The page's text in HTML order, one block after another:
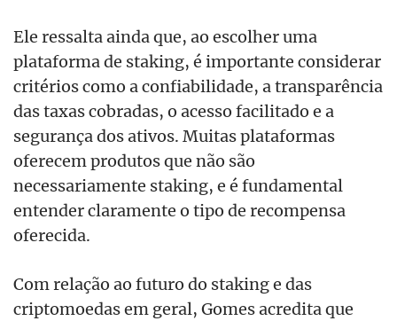
Ele ressalta ainda que, ao escolher uma
plataforma de staking, é importante considerar
critérios como a confiabilidade, a transparência
das taxas cobradas, o acesso facilitado e a
segurança dos ativos. Muitas plataformas
oferecem produtos que não são
necessariamente staking, e é fundamental
entender claramente o tipo de recompensa
oferecida.
Com relação ao futuro do staking e das
criptomoedas em geral, Gomes acredita que